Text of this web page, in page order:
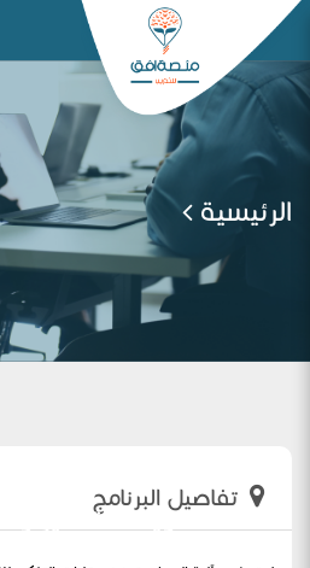
الرئيسية
اللقاء ‏مستويات التفكير
تفاصيل البرنامج